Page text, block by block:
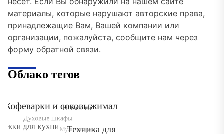
материалы, которые нарушают авторские права,
принадлежащие Вам, Вашей компании или
организации, пожалуйста, сообщите нам через
форму обратной связи.
Облако тегов